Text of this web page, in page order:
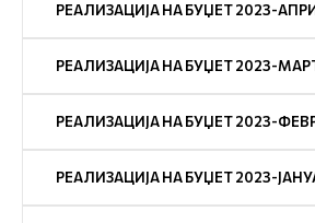
РЕАЛИЗАЦИЈА НА БУЏЕТ 2023-
РЕАЛИЗАЦИЈА НА БУЏЕТ 2023-
РЕАЛИЗАЦИЈА НА БУЏЕТ 2023-
РЕАЛИЗАЦИЈА НА БУЏЕТ 2023-